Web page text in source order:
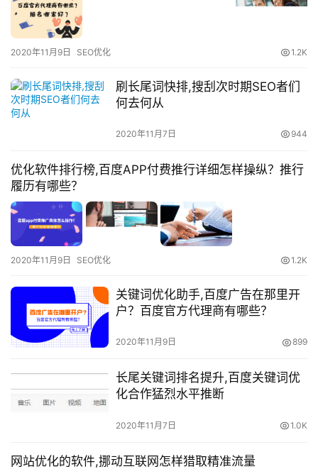
2020年11月9日 SEO优化 1.2K
刷长尾词快排,搜刮次时期SEO者们
何去何从
2020年11月7日 944
优化软件排行榜,百度APP付费推行详细怎样操纵？推行
履历有哪些？
2020年11月9日 SEO优化 1.2K
关键词优化助手,百度广告在那里开
户？百度官方代理商有哪些？
2020年11月9日 899
长尾关键词排名提升,百度关键词优
化合作猛烈水平推断
2020年11月7日 1.0K
网站优化的软件,挪动互联网怎样猎取精准流量